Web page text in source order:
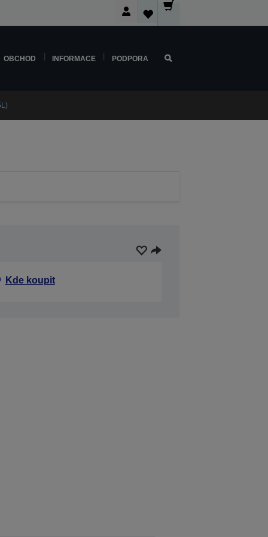
OBCHOD INFORMACE PODPORA
Kde koupit